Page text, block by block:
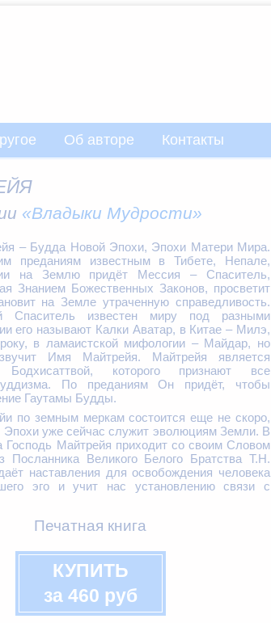
Об авторе Контакты
«Владыки Мудрости»
– Будда Новой Эпохи, Эпохи Матери Мира.
преданиям известным в Тибете, Непале,
на Землю придёт Мессия – Спаситель,
Знанием Божественных Законов, просветит
на Земле утраченную справедливость.
Спаситель известен миру под разными
его называют Калки Аватар, в Китае – Милэ,
в ламаистской мифологии – Майдар, но
Имя Майтрейя. Майтрейя является
Бодхисаттвой, которого признают все
По преданиям Он придёт, чтобы
Гаутамы Будды.
по земным меркам состоится еще не скоро,
уже сейчас служит эволюциям Земли. В
Господь Майтрейя приходит со своим Словом
Посланника Великого Белого Братства Т.Н.
наставления для освобождения человека
эго и учит нас установлению связи с
Печатная книга
КУПИТЬ
за 460 руб